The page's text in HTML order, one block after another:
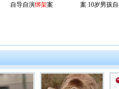
自导自演绑架案
案 10岁男孩